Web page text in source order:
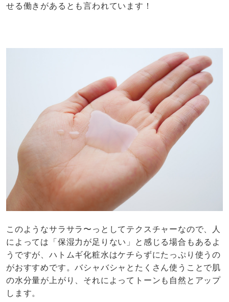
せる働きがあるとも言われています！
このようなサラサラ〜っとしてテクスチャーなので、人
によっては「保湿力が足りない」と感じる場合もあるよ
うですが、ハトムギ化粧水はケチらずにたっぷり使うの
がおすすめです。バシャバシャとたくさん使うことで肌
の水分量が上がり、それによってトーンも自然とアップ
します。